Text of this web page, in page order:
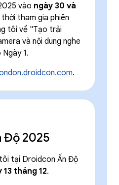
vào ngày 30 và
thời tham gia phiên
tôi về "Tạo trải
và nội dung nghe
1.
.
Độ 2025
tại Droidcon Ấn Độ
13 tháng 12.